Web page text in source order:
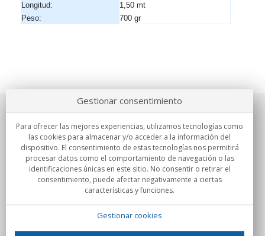
Longitud:
1,50 mt
Peso:
700 gr
Sobre nosotros
Compromisos
Compras
Gestionar consentimiento
Para ofrecer las mejores experiencias, utilizamos tecnologías como
las cookies para almacenar y/o acceder a la información del
dispositivo. El consentimiento de estas tecnologías nos permitirá
procesar datos como el comportamiento de navegación o las
identificaciones únicas en este sitio. No consentir o retirar el
consentimiento, puede afectar negativamente a ciertas
características y funciones.
Gestionar cookies